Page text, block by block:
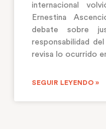
internacional
Ernestina
debate sobre
responsabilidad
revisa lo ocurrido
SEGUIR LEYENDO »